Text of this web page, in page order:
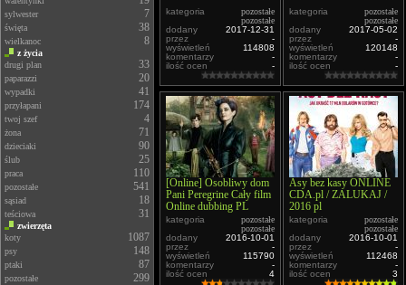
sylwester 7
święta 38
wielkanoc 8
z życia
drugi plan
33
paparazzi 20
wypadki 41
przyłapani 174
twoj szef 4
żona 71
dzieciaki 90
ślub 25
praca 110
pozostałe 541
sąsiad 18
teściowa 31
zwierzęta
koty
1087
psy 148
ptaki 87
pozostałe 299
kategoria
pozostałe
pozostałe
dodany
2017-12-31
przez
-
wyświetleń
114808
komentarzy
-
ilość ocen
-
kategoria
pozostałe
pozostałe
dodany
2017-05-02
przez
-
wyświetleń
120148
komentarzy
-
ilość ocen
-
[Online] Osobliwy dom
Pani Peregrine Cały film
Online dubbing PL
kategoria
pozostałe
pozostałe
dodany
2016-10-01
przez
-
wyświetleń
115790
komentarzy
-
ilość ocen
4
Asy bez kasy ONLINE
CDA.pl / ZALUKAJ /
2016 pl
kategoria
pozostałe
pozostałe
dodany
2016-10-01
przez
-
wyświetleń
112468
komentarzy
-
ilość ocen
3